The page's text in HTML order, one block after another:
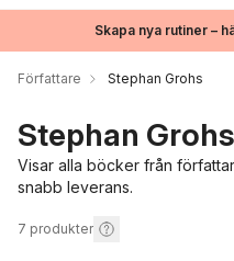
Skapa nya rutiner –
Författare Stephan Grohs
Stephan
Visar alla böcker från
snabb leverans.
7 produkter